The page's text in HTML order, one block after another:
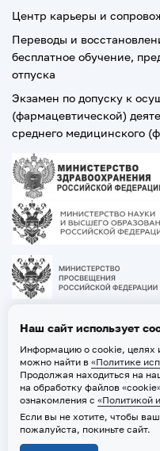
Центр карьеры и
Переводы и
бесплатное обучение,
отпуска
Экзамен по допуску к
(фармацевтической)
среднего медицинского
2026 © ТВГМУ. Все права
Политика обработки
Наш сайт использует
Информацию о cookie, целях
можно найти в «Политике
Продолжая находиться на
на обработку файлов
ознакомления с «Политикой
Если вы не хотите, чтобы
пожалуйста, покиньте сайт.